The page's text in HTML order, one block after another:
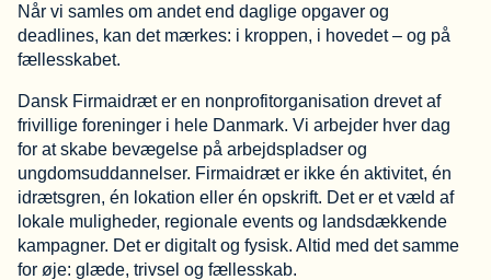
Når vi samles om andet end daglige opgaver og
deadlines, kan det mærkes: i kroppen, i hovedet – og på
fællesskabet.
Dansk Firmaidræt er en nonprofitorganisation drevet af
frivillige foreninger i hele Danmark. Vi arbejder hver dag
for at skabe bevægelse på arbejdspladser og
ungdomsuddannelser. Firmaidræt er ikke én aktivitet, én
idrætsgren, én lokation eller én opskrift. Det er et væld af
lokale muligheder, regionale events og landsdækkende
kampagner. Det er digitalt og fysisk. Altid med det samme
for øje: glæde, trivsel og fællesskab.